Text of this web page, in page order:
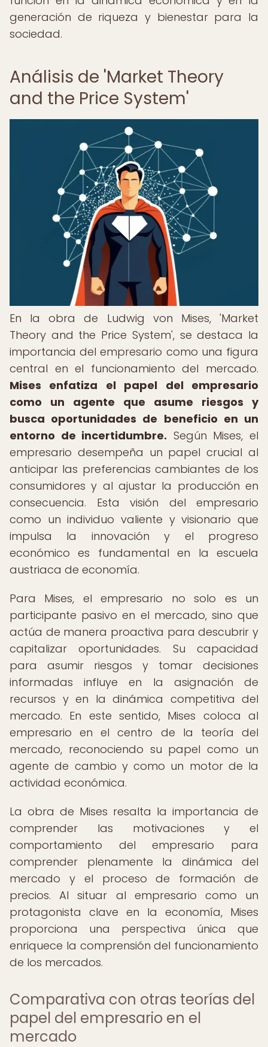
generación de riqueza y bienestar para la
sociedad.
Análisis de 'Market Theory
and the Price System'
En la obra de Ludwig von Mises, 'Market
Theory and the Price System', se destaca la
importancia del empresario como una figura
central en el funcionamiento del mercado.
Mises enfatiza el papel del empresario
como un agente que asume riesgos y
busca oportunidades de beneficio en un
entorno de incertidumbre. Según Mises, el
empresario desempeña un papel crucial al
anticipar las preferencias cambiantes de los
consumidores y al ajustar la producción en
consecuencia. Esta visión del empresario
como un individuo valiente y visionario que
impulsa la innovación y el progreso
económico es fundamental en la escuela
austriaca de economía.
Para Mises, el empresario no solo es un
participante pasivo en el mercado, sino que
actúa de manera proactiva para descubrir y
capitalizar oportunidades. Su capacidad
para asumir riesgos y tomar decisiones
informadas influye en la asignación de
recursos y en la dinámica competitiva del
mercado. En este sentido, Mises coloca al
empresario en el centro de la teoría del
mercado, reconociendo su papel como un
agente de cambio y como un motor de la
actividad económica.
La obra de Mises resalta la importancia de
comprender las motivaciones y el
comportamiento del empresario para
comprender plenamente la dinámica del
mercado y el proceso de formación de
precios. Al situar al empresario como un
protagonista clave en la economía, Mises
proporciona una perspectiva única que
enriquece la comprensión del funcionamiento
de los mercados.
Comparativa con otras teorías del
papel del empresario en el
mercado